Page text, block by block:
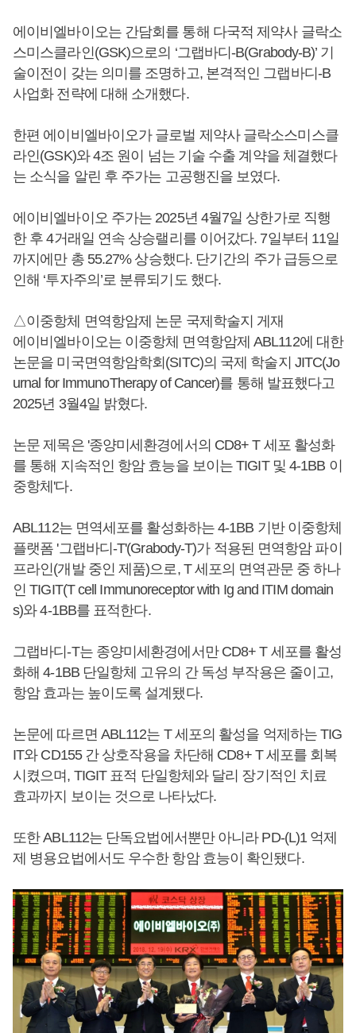
에이비엘바이오는 간담회를 통해 다국적 제약사 글락소
스미스클라인(GSK)으로의 ‘그랩바디-B(Grabody-B)’ 기
술이전이 갖는 의미를 조명하고, 본격적인 그랩바디-B
사업화 전략에 대해 소개했다.
한편 에이비엘바이오가 글로벌 제약사 글락소스미스클
라인(GSK)와 4조 원이 넘는 기술 수출 계약을 체결했다
는 소식을 알린 후 주가는 고공행진을 보였다.
에이비엘바이오 주가는 2025년 4월7일 상한가로 직행
한 후 4거래일 연속 상승랠리를 이어갔다. 7일부터 11일
까지에만 총 55.27% 상승했다. 단기간의 주가 급등으로
인해 ‘투자주의’로 분류되기도 했다.
△이중항체 면역항암제 논문 국제학술지 게재
에이비엘바이오는 이중항체 면역항암제 ABL112에 대한
논문을 미국면역항암학회(SITC)의 국제 학술지 JITC(Jo
urnal for ImmunoTherapy of Cancer)를 통해 발표했다고
2025년 3월4일 밝혔다.
논문 제목은 '종양미세환경에서의 CD8+ T 세포 활성화
를 통해 지속적인 항암 효능을 보이는 TIGIT 및 4-1BB 이
중항체'다.
ABL112는 면역세포를 활성화하는 4-1BB 기반 이중항체
플랫폼 '그랩바디-T'(Grabody-T)가 적용된 면역항암 파이
프라인(개발 중인 제품)으로, T 세포의 면역관문 중 하나
인 TIGIT(T cell Immunoreceptor with Ig and ITIM domain
s)와 4-1BB를 표적한다.
그랩바디-T는 종양미세환경에서만 CD8+ T 세포를 활성
화해 4-1BB 단일항체 고유의 간 독성 부작용은 줄이고,
항암 효과는 높이도록 설계됐다.
논문에 따르면 ABL112는 T 세포의 활성을 억제하는 TIG
IT와 CD155 간 상호작용을 차단해 CD8+ T 세포를 회복
시켰으며, TIGIT 표적 단일항체와 달리 장기적인 치료
효과까지 보이는 것으로 나타났다.
또한 ABL112는 단독요법에서뿐만 아니라 PD-(L)1 억제
제 병용요법에서도 우수한 항암 효능이 확인됐다.